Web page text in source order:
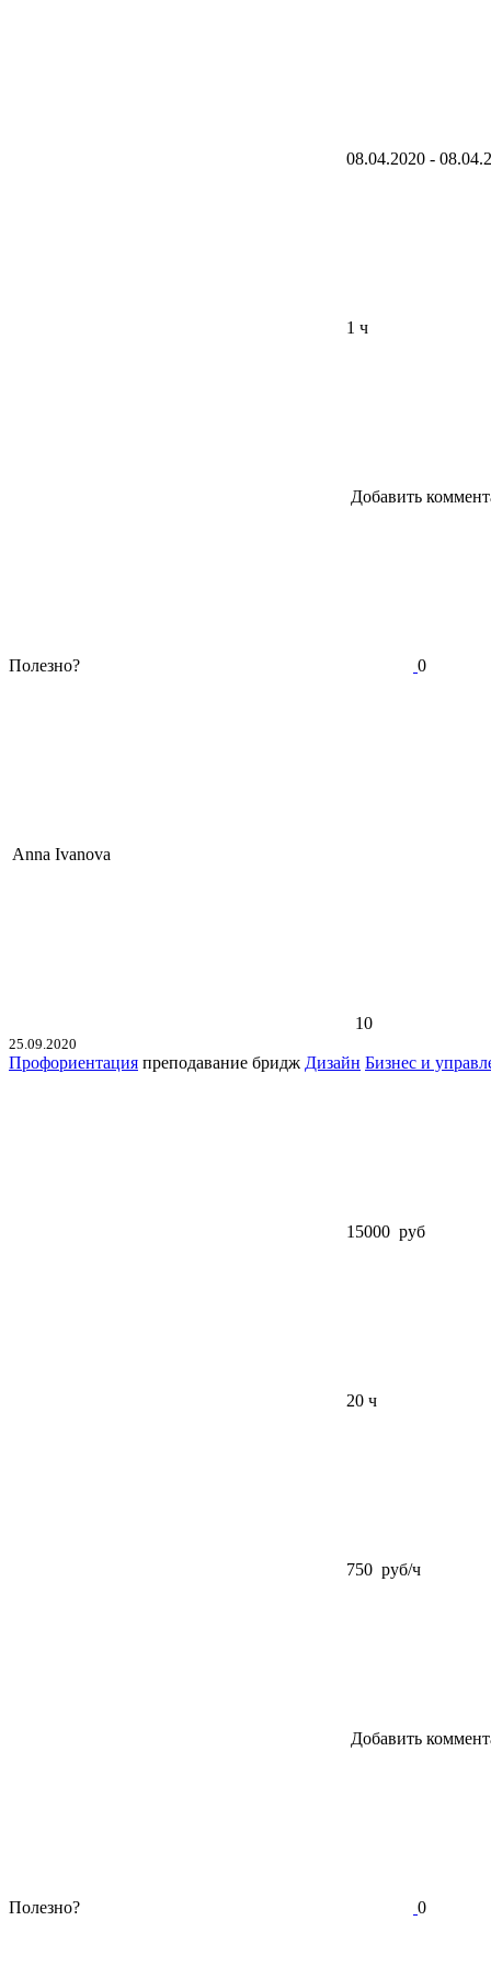
08.04.2020 -
1 ч
Добавить
Полезно? 0
Anna Ivanova
10
25.09.2020
Профориентация преподавание бридж Дизайн Бизнес и
15000 руб
20 ч
750 руб/ч
Добавить
Полезно? 0